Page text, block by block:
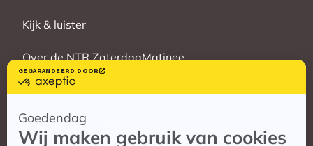
Kijk & luister
Over de NTR ZaterdagMatinee
Vrienden
Veelgestelde vragen